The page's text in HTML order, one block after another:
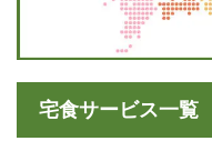
宅食サービス一覧